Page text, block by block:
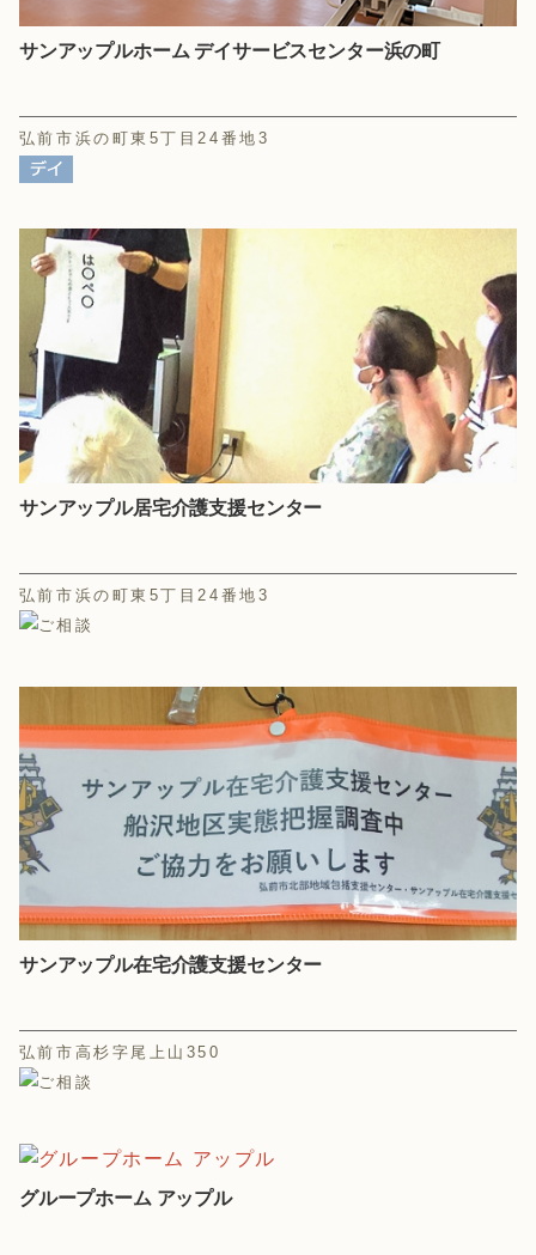
サンアップルホーム デイサービスセンター浜の町
弘前市浜の町東5丁目24番地3
サンアップル居宅介護支援センター
弘前市浜の町東5丁目24番地3
サンアップル在宅介護支援センター
弘前市高杉字尾上山350
グループホーム アップル